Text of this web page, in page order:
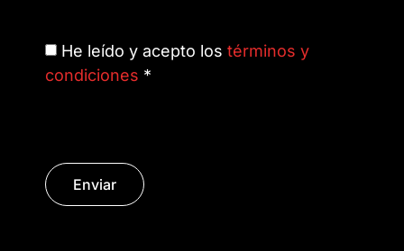
He leído y acepto los términos y
condiciones *
Enviar